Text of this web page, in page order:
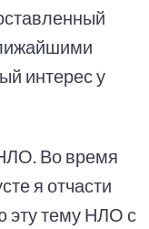
интерес у
Во время
я отчасти
эту тему НЛО с